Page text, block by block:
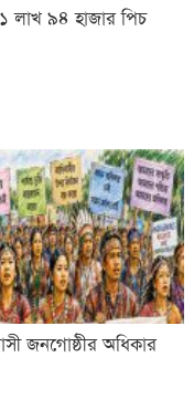
লাখ ৯৪ হাজার পিচ
জনগোষ্ঠীর অধিকার